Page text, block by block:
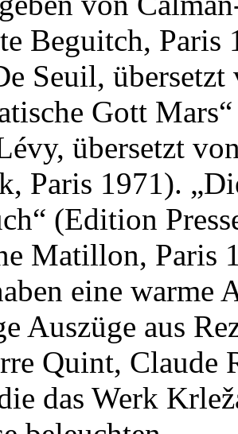
Beguitch, Paris
Seuil,
Gott
übersetzt
Paris 1971).
(Edition
Matillon, Paris
eine warme
Auszüge aus
Quint, Claude
das Werk